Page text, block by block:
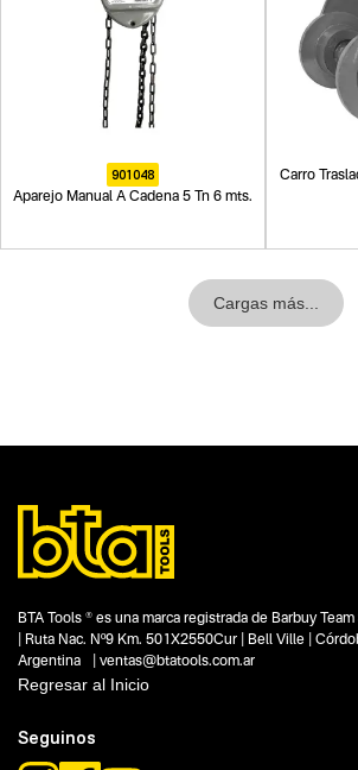
901048
Aparejo Manual A Cadena 5 Tn 6 mts.
Carro
Cargas más...
BTA Tools ® es una marca registrada de Barbuy Team
| Ruta Nac. Nº9 Km. 501X2550Cur | Bell Ville |
Argentina | ventas@btatools.com.ar
Regresar al Inicio
Seguinos